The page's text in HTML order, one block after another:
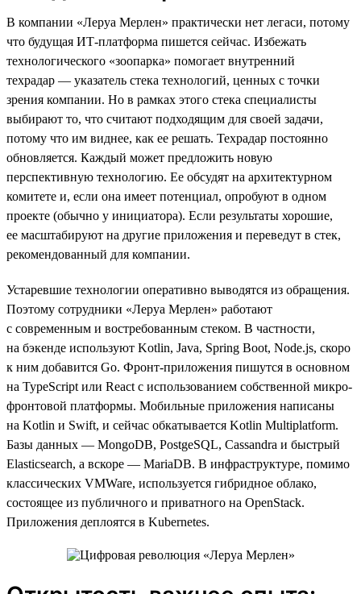
В компании «Леруа Мерлен» практически нет легаси, потому
что будущая ИТ-платформа пишется сейчас. Избежать
технологического «зоопарка» помогает внутренний
техрадар — указатель стека технологий, ценных с точки
зрения компании. Но в рамках этого стека специалисты
выбирают то, что считают подходящим для своей задачи,
потому что им виднее, как ее решать. Техрадар постоянно
обновляется. Каждый может предложить новую
перспективную технологию. Ее обсудят на архитектурном
комитете и, если она имеет потенциал, опробуют в одном
проекте (обычно у инициатора). Если результаты хорошие,
ее масштабируют на другие приложения и переведут в стек,
рекомендованный для компании.
Устаревшие технологии оперативно выводятся из обращения.
Поэтому сотрудники «Леруа Мерлен» работают
с современным и востребованным стеком. В частности,
на бэкенде используют Kotlin, Java, Spring Boot, Node.js, скоро
к ним добавится Go. Фронт-приложения пишутся в основном
на TypeScript или React с использованием собственной микро-
фронтовой платформы. Мобильные приложения написаны
на Kotlin и Swift, и сейчас обкатывается Kotlin Multiplatform.
Базы данных — MongoDB, PostgeSQL, Cassandra и быстрый
Elasticsearch, а вскоре — MariaDB. В инфраструктуре, помимо
классических VMWare, используется гибридное облако,
состоящее из публичного и приватного на OpenStack.
Приложения деплоятся в Kubernetes.